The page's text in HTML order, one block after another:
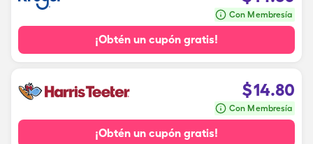
Con Membresía
¡Obtén un cupón gratis!
$14.80
Con Membresía
¡Obtén un cupón gratis!